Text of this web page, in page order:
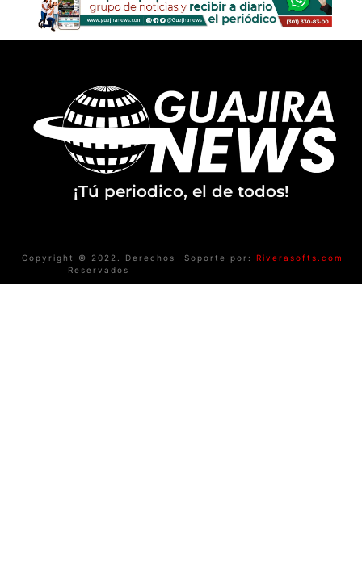
¡Tú periodico, el de todos!
Copyright © 2022. Derechos
Reservados
Soporte por: Riverasofts.com